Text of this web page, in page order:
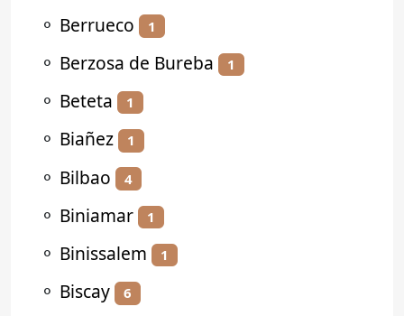
⚬ Berrueco 1
⚬ Berzosa de Bureba 1
⚬ Beteta 1
⚬ Biañez 1
⚬ Bilbao 4
⚬ Biniamar 1
⚬ Binissalem 1
⚬ Biscay 6